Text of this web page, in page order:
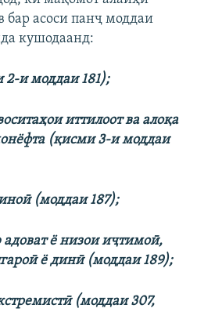
асоси панҷ моддаи
кушодаанд:
2-и моддаи 181);
иттилоот ва алоқа
(қисми 3-и моддаи
(моддаи 187);
ё низои иҷтимоӣ,
ё динӣ (моддаи 189);
(моддаи 307,